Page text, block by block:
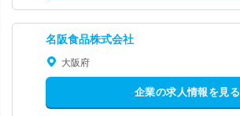
名阪食品株式会社
大阪府
企業の求人情報を見る